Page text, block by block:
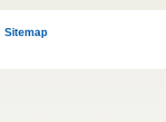
Sitemap